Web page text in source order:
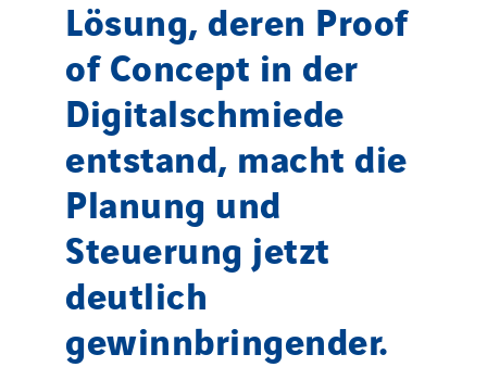
Lösung, deren Proof
of Concept in der
Digitalschmiede
entstand, macht die
Planung und
Steuerung jetzt
deutlich
gewinnbringender.